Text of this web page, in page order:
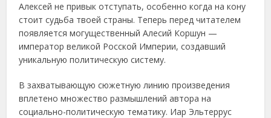
Алексей не привык отступать, особенно когда на кону
стоит судьба твоей страны. Теперь перед читателем
появляется могущественный Алесий Коршун —
император великой Росской Империи, создавший
уникальную политическую систему.
В захватывающую сюжетную линию произведения
вплетено множество размышлений автора на
социально-политическую тематику. Иар Эльтеррус